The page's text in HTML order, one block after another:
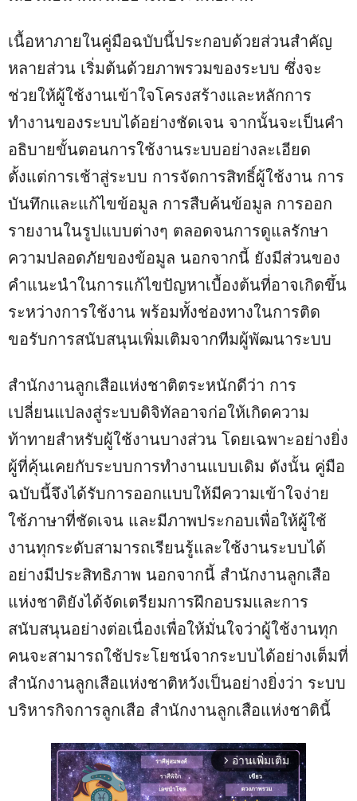
เนื้อหาภายในคู่มือฉบับนี้ประกอบด้วยส่วนสำคัญ
หลายส่วน เริ่มต้นด้วยภาพรวมของระบบ ซึ่งจะ
ช่วยให้ผู้ใช้งานเข้าใจโครงสร้างและหลักการ
ทำงานของระบบได้อย่างชัดเจน จากนั้นจะเป็นคำ
อธิบายขั้นตอนการใช้งานระบบอย่างละเอียด
ตั้งแต่การเช้าสู่ระบบ การจัดการสิทธิ์ผู้ใช้งาน การ
บันทึกและแก้ไขข้อมูล การสืบค้นข้อมูล การออก
รายงานในรูปแบบต่างๆ ตลอดจนการดูแลรักษา
ความปลอดภัยของข้อมูล นอกจากนี้ ยังมีส่วนของ
คำแนะนำในการแก้ไขปัญหาเบื้องต้นที่อาจเกิดขึ้น
ระหว่างการใช้งาน พร้อมทั้งช่องทางในการติด
ขอรับการสนับสนุนเพิ่มเติมจากทีมผู้พัฒนาระบบ
สำนักงานลูกเสือแห่งชาติตระหนักดีว่า การ
เปลี่ยนแปลงสู่ระบบดิจิทัลอาจก่อให้เกิดความ
ท้าทายสำหรับผู้ใช้งานบางส่วน โดยเฉพาะอย่างยิ่ง
ผู้ที่คุ้นเคยกับระบบการทำงานแบบเดิม ดังนั้น คู่มือ
ฉบับนี้จึงได้รับการออกแบบให้มีความเข้าใจง่าย
ใช้ภาษาที่ชัดเจน และมีภาพประกอบเพื่อให้ผู้ใช้
งานทุกระดับสามารถเรียนรู้และใช้งานระบบได้
อย่างมีประสิทธิภาพ นอกจากนี้ สำนักงานลูกเสือ
แห่งชาติยังได้จัดเตรียมการฝึกอบรมและการ
สนับสนุนอย่างต่อเนื่องเพื่อให้มั่นใจว่าผู้ใช้งานทุก
คนจะสามารถใช้ประโยชน์จากระบบได้อย่างเต็มที่
สำนักงานลูกเสือแห่งชาติหวังเป็นอย่างยิ่งว่า ระบบ
บริหารกิจการลูกเสือ สำนักงานลูกเสือแห่งชาตินี้
arrow_forward_ios อ่านเพิ่มเติม